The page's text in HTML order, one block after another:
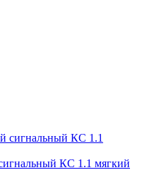
КС 1.1 мягкий